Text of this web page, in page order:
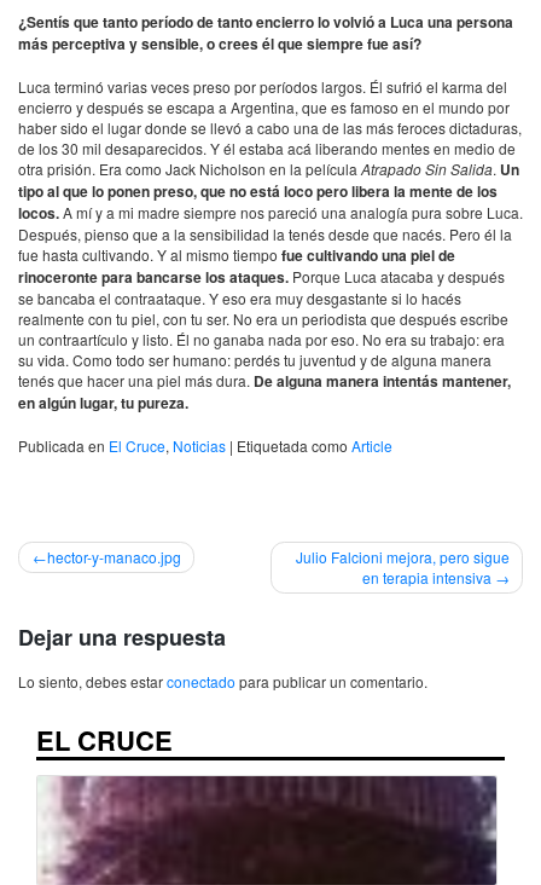
¿Sentís que tanto período de tanto encierro lo volvió a Luca una persona
más perceptiva y sensible, o crees él que siempre fue así?
Luca terminó varias veces preso por períodos largos. Él sufrió el karma del
encierro y después se escapa a Argentina, que es famoso en el mundo por
haber sido el lugar donde se llevó a cabo una de las más feroces dictaduras,
de los 30 mil desaparecidos. Y él estaba acá liberando mentes en medio de
otra prisión. Era como Jack Nicholson en la película Atrapado Sin Salida. Un
tipo al que lo ponen preso, que no está loco pero libera la mente de los
locos.A mí y a mi madre siempre nos pareció una analogía pura sobre Luca.
Después, pienso que a la sensibilidad la tenés desde que nacés. Pero él la
fue hasta cultivando. Y al mismo tiempo fue cultivando una piel de
rinoceronte para bancarse los ataques. Porque Luca atacaba y después
se bancaba el contraataque. Y eso era muy desgastante si lo hacés
realmente con tu piel, con tu ser. No era un periodista que después escribe
un contraartículo y listo. Él no ganaba nada por eso. No era su trabajo: era
su vida. Como todo ser humano: perdés tu juventud y de alguna manera
tenés que hacer una piel más dura. De alguna manera intentás mantener,
en algún lugar, tu pureza.
Publicada en El Cruce, Noticias | Etiquetada como Article
Navegación
entradas
hector-y-manaco.jpg
Julio Falcioni mejora, pero sigue
en terapia intensiva
Dejar una respuesta
Lo siento, debes estarconectado para publicar un comentario.
EL CRUCE